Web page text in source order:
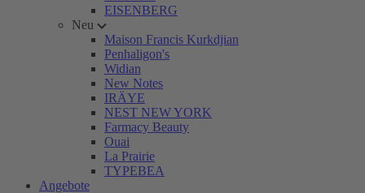
EISENBERG
Neu
Maison Francis Kurkdjian
Penhaligon's
Widian
New Notes
IRÄYE
NEST NEW YORK
Farmacy Beauty
Ouai
La Prairie
TYPEBEA
Angebote